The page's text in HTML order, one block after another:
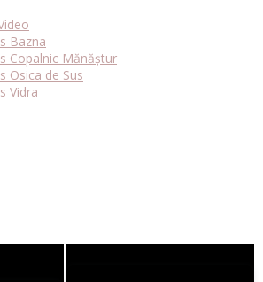
Bazna
Copalnic Mănăștur
Osica de Sus
Vidra